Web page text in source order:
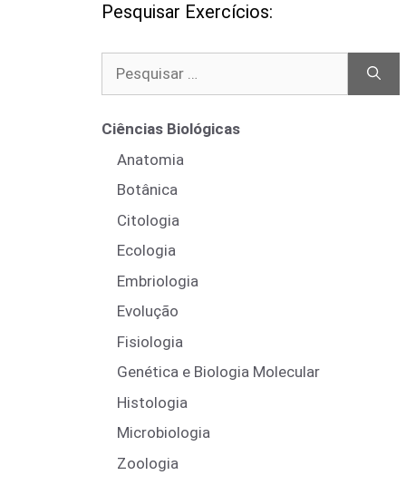
Pesquisar Exercícios:
Ciências Biológicas
Anatomia
Botânica
Citologia
Ecologia
Embriologia
Evolução
Fisiologia
Genética e Biologia Molecular
Histologia
Microbiologia
Zoologia